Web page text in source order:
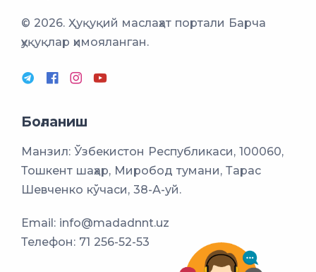
© 2026. Ҳуқуқий маслаҳат портали Барча
ҳуқуқлар ҳимояланган.
Боғланиш
Манзил: Ўзбекистон Республикаси, 100060,
Тошкент шаҳар, Миробод тумани, Тарас
Шевченко кўчаси, 38-А-уй.
Email: info@madadnnt.uz
Телефон: 71 256-52-53